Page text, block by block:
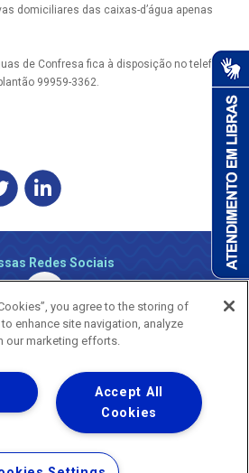
domiciliares das caixas-d’água apenas
de Confresa fica à disposição no telefone
99959-3362.
Redes Sociais
® 2026 - Todos os Direitos Reservados.
natureza movimenta a vida
de Uso de Sites e Aplicativos
you agree to the storing of
enhance site navigation, analyze
our marketing efforts.
Accept All
Cookies